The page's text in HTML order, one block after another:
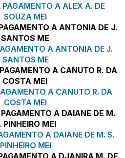
PAGAMENTO A ALEX A. DE
SOUZA MEI
A ANTONIA DE J.
SANTOS ME
A CANUTO R. DA
COSTA MEI
A DAIANE DE M. S.
PINHEIRO MEI